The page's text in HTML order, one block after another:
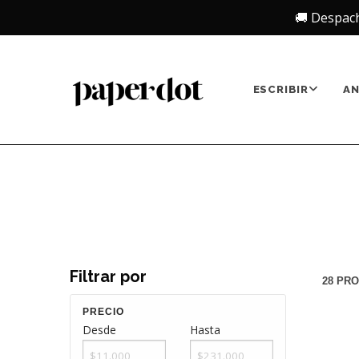
🚚
ESCRIBIR
Filtrar por
PRECIO
Desde Hasta
28